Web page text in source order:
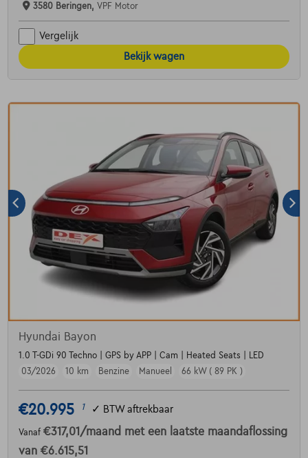
3580 Beringen, VPF Motor
Vergelijk
Bekijk wagen
Hyundai Bayon
1.0 T-GDi 90 Techno | GPS by APP | Cam | Heated Seats | LED
03/2026
10 km Benzine Manueel 66 kW ( 89 PK )
€20.995 1 ✓ BTW aftrekbaar
Vanaf €317,01 /maand met een laatste maandaflossing
van €6.615,51